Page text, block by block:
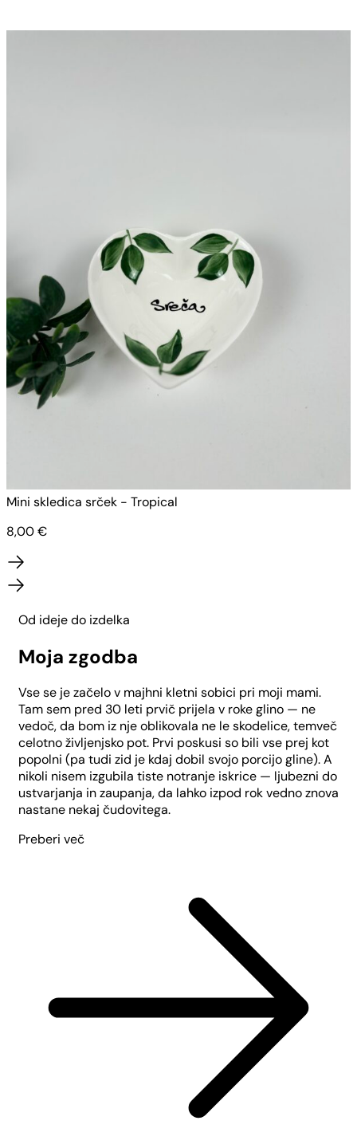
Mini skledica srček - Tropical
8,00€
Od ideje do izdelka
Moja zgodba
Vse se je začelo v majhni kletni sobici pri moji mami.
Tam sem pred 30 leti prvič prijela v roke glino — ne
vedoč, da bom iz nje oblikovala ne le skodelice, temveč
celotno življenjsko pot. Prvi poskusi so bili vse prej kot
popolni (pa tudi zid je kdaj dobil svojo porcijo gline). A
nikoli nisem izgubila tiste notranje iskrice — ljubezni do
ustvarjanja in zaupanja, da lahko izpod rok vedno znova
nastane nekaj čudovitega.
Preberi več